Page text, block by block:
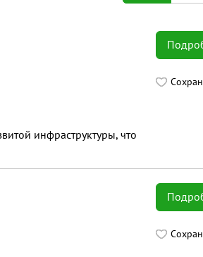
инфраструктуры, что